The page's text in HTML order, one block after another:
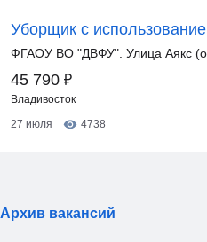
Уборщик с
ФГАОУ ВО "ДВФУ". Улица Аякс
45 790 ₽
Владивосток
27 июля
4738
Архив вакансий